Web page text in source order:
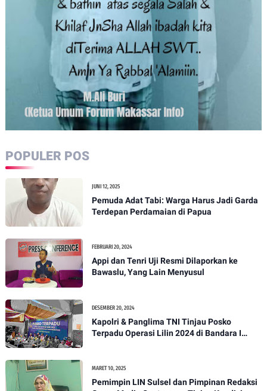
POPULER POS
JUNI 12, 2025
Pemuda Adat Tabi: Warga Harus Jadi Garda
Terdepan Perdamaian di Papua
FEBRUARI 20, 2024
Appi dan Tenri Uji Resmi Dilaporkan ke
Bawaslu, Yang Lain Menyusul
DESEMBER 20, 2024
Kapolri & Panglima TNI Tinjau Posko
Terpadu Operasi Lilin 2024 di Bandara I
MARET 10, 2025
Pemimpin LIN Sulsel dan Pimpinan Redaksi